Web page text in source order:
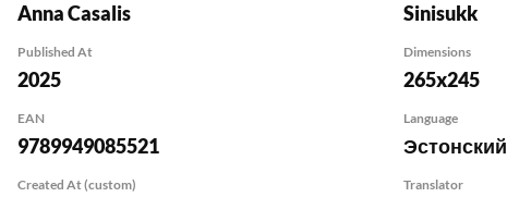
Anna Casalis Sinisukk
Published At
2025
Dimensions
265x245
EAN
9789949085521
Language
Эстонский
Created At (custom) Translator